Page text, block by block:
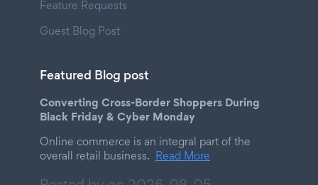
Feature Requests
Guest Blog Post
Featured Blog post
Converting Cross-Border Shoppers During
Black Friday & Cyber Monday
Online commerce is an integral part of the
overall retail business. Read More